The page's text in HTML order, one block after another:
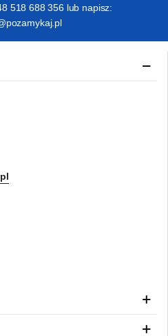
518 688 356 lub napisz: